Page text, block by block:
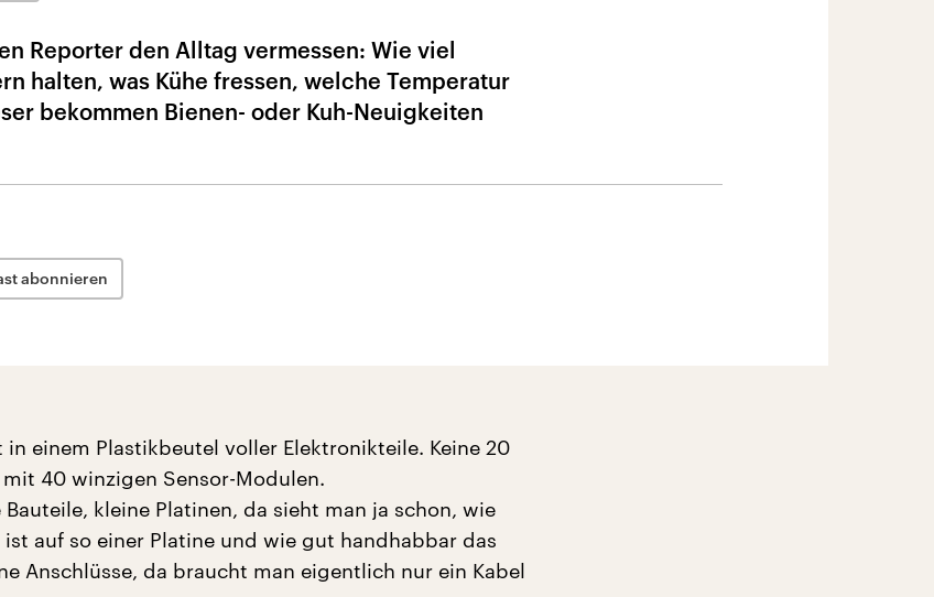
Reporter den Alltag vermessen: Wie viel
halten, was Kühe fressen, welche Temperatur
bekommen Bienen- oder Kuh-Neuigkeiten
abonnieren
einem Plastikbeutel voller Elektronikteile. Keine 20
40 winzigen Sensor-Modulen.
Bauteile, kleine Platinen, da sieht man ja schon, wie
auf so einer Platine und wie gut handhabbar das
Anschlüsse, da braucht man eigentlich nur ein Kabel